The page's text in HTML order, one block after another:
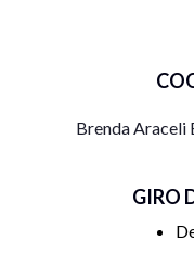
Brenda Araceli
GIRO